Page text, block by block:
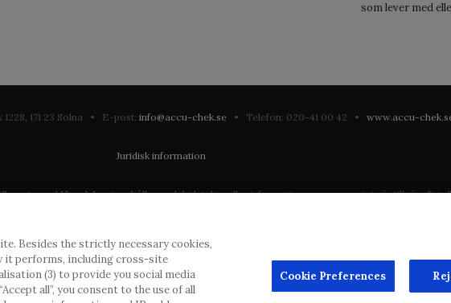
som lever med
171 23 Solna • E-post: info@accu-chek.se • Telefon: 020-41 00 42 • www.accu-
Juridisk information
en stor publik och kan innehålla produktdetaljer eller information som annars inte är tillgänglig
eventuellt inte uppfyller någon gällande rättslig process, förordning, registrering eller
men kommer att ta bort vilseledande eller olämpliga inlägg i möjligaste mån. Vi har inget
denna webbplats för användning någon annanstans är inte tillåtet utan överenskommelse.
annonsörer, och sådant innehåll är märkt.
Besides the strictly necessary cookies,
it performs, including cross-site
(3) to provide you social media
all”, you consent to the use of all
Cookie Preferences